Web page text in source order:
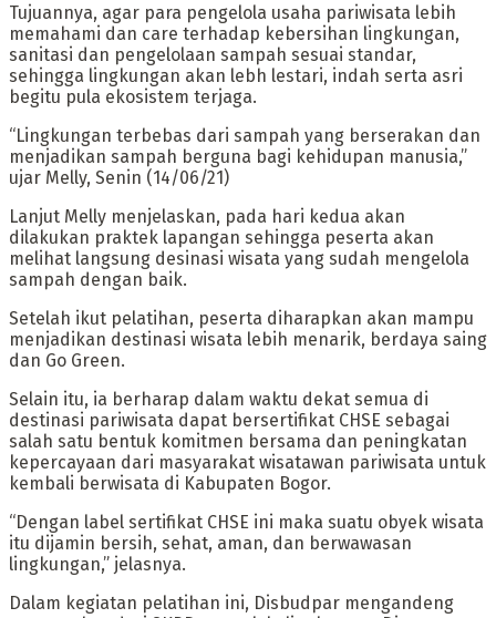
Tujuannya, agar para pengelola usaha pariwisata lebih
memahami dan care terhadap kebersihan lingkungan,
sanitasi dan pengelolaan sampah sesuai standar,
sehingga lingkungan akan lebh lestari, indah serta asri
begitu pula ekosistem terjaga.
“Lingkungan terbebas dari sampah yang berserakan dan
menjadikan sampah berguna bagi kehidupan manusia,”
ujar Melly, Senin (14/06/21)
Lanjut Melly menjelaskan, pada hari kedua akan
dilakukan praktek lapangan sehingga peserta akan
melihat langsung desinasi wisata yang sudah mengelola
sampah dengan baik.
Setelah ikut pelatihan, peserta diharapkan akan mampu
menjadikan destinasi wisata lebih menarik, berdaya saing
dan Go Green.
Selain itu, ia berharap dalam waktu dekat semua di
destinasi pariwisata dapat bersertifikat CHSE sebagai
salah satu bentuk komitmen bersama dan peningkatan
kepercayaan dari masyarakat wisatawan pariwisata untuk
kembali berwisata di Kabupaten Bogor.
“Dengan label sertifikat CHSE ini maka suatu obyek wisata
itu dijamin bersih, sehat, aman, dan berwawasan
lingkungan,” jelasnya.
Dalam kegiatan pelatihan ini, Disbudpar mengandeng